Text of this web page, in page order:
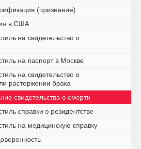
(признание)
в США
на свидетельство о
на паспорт в Москве
на свидетельство о
расторжении брака
свидетельства о смерти
справки о резидентстве
на медицинскую справку